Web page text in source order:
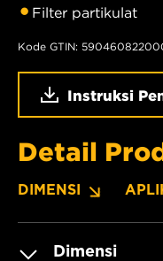
Filter partikulat
Kode GTIN:
Instruksi
Detail
DIMENSI
Dimensi